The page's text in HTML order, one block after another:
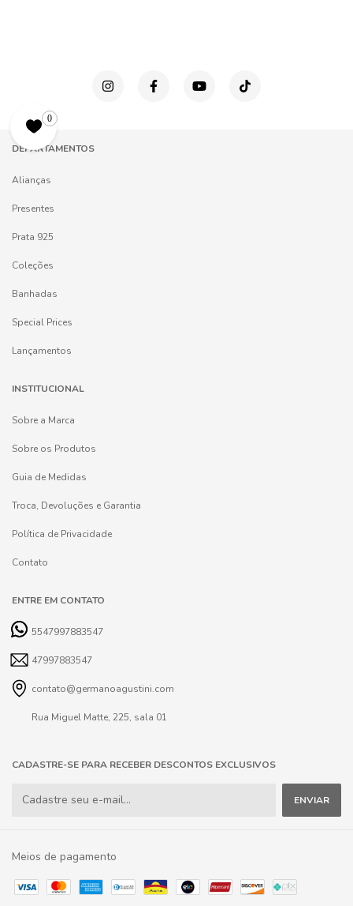
DEPARTAMENTOS
Alianças
Presentes
Prata 925
Coleções
Banhadas
Special Prices
Lançamentos
INSTITUCIONAL
Sobre a Marca
Sobre os Produtos
Guia de Medidas
Troca, Devoluções e Garantia
Política de Privacidade
Contato
ENTRE EM CONTATO
5547997883547
47997883547
contato@germanoagustini.com
Rua Miguel Matte, 225, sala 01
CADASTRE-SE PARA RECEBER DESCONTOS EXCLUSIVOS
Meios de pagamento
0